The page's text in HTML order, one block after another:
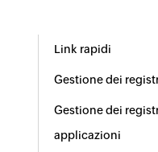
Link rapidi
Gestione dei
Gestione dei
applicazioni